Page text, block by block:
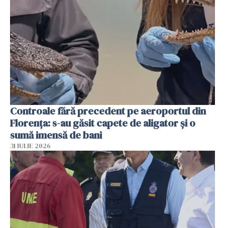
Controale fără precedent pe aeroportul din
Florența: s-au găsit capete de aligator și o
sumă imensă de bani
31 IULIE 2026